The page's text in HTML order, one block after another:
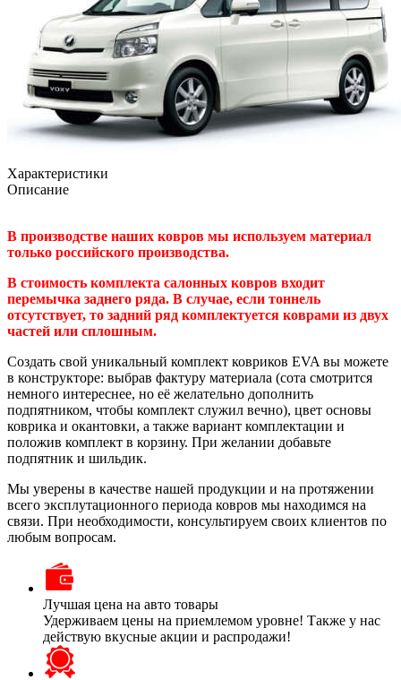
Характеристики
Описание
В производстве наших ковров мы используем материал
только российского производства.
В стоимость комплекта салонных ковров входит
перемычка заднего ряда. В случае, если тоннель
отсутствует, то задний ряд комплектуется коврами из двух
частей или сплошным.
Создать свой уникальный комплект ковриков EVA вы можете
в конструкторе: выбрав фактуру материала (сота смотрится
немного интереснее, но её желательно дополнить
подпятником, чтобы комплект служил вечно), цвет основы
коврика и окантовки, а также вариант комплектации и
положив комплект в корзину. При желании добавьте
подпятник и шильдик.
Мы уверены в качестве нашей продукции и на протяжении
всего эксплутационного периода ковров мы находимся на
связи. При необходимости, консультируем своих клиентов по
любым вопросам.
Лучшая цена на авто товары
Удерживаем цены на приемлемом уровне! Также у нас
действую вкусные акции и распродажи!